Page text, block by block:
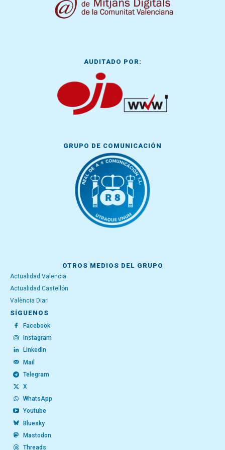
AUDITADO POR:
GRUPO DE COMUNICACIÓN
OTROS MEDIOS DEL GRUPO
Actualidad Valencia
Actualidad Castellón
València Diari
SÍGUENOS
Facebook
Instagram
Linkedin
Mail
Telegram
X
WhatsApp
Youtube
Bluesky
Mastodon
Threads